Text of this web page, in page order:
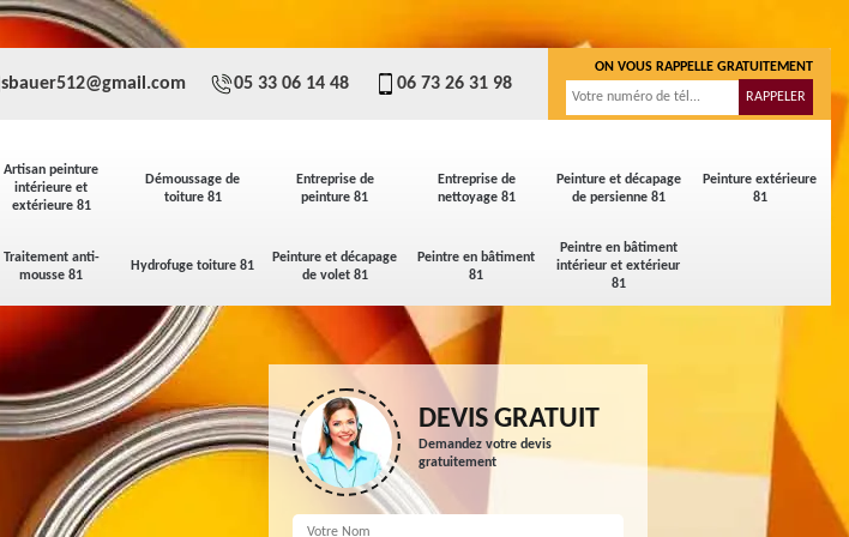
Artisan peinture
intérieure et
extérieure 81
Démoussage de
toiture 81
Entreprise de
peinture 81
Entreprise de
nettoyage 81
Peinture et décapage
de persienne 81
Peinture extérieure
81
Traitement anti-
mousse 81
Hydrofuge toiture 81
Peinture et décapage
de volet 81
Peintre en bâtiment
81
Peintre en bâtiment
intérieur et extérieur
81
sbauer512@gmail.com 05 33 06 14 48 06 73 26 31 98
ON VOUS RAPPELLE GRATUITEMENT
DEVIS GRATUIT
Demandez votre devis
gratuitement